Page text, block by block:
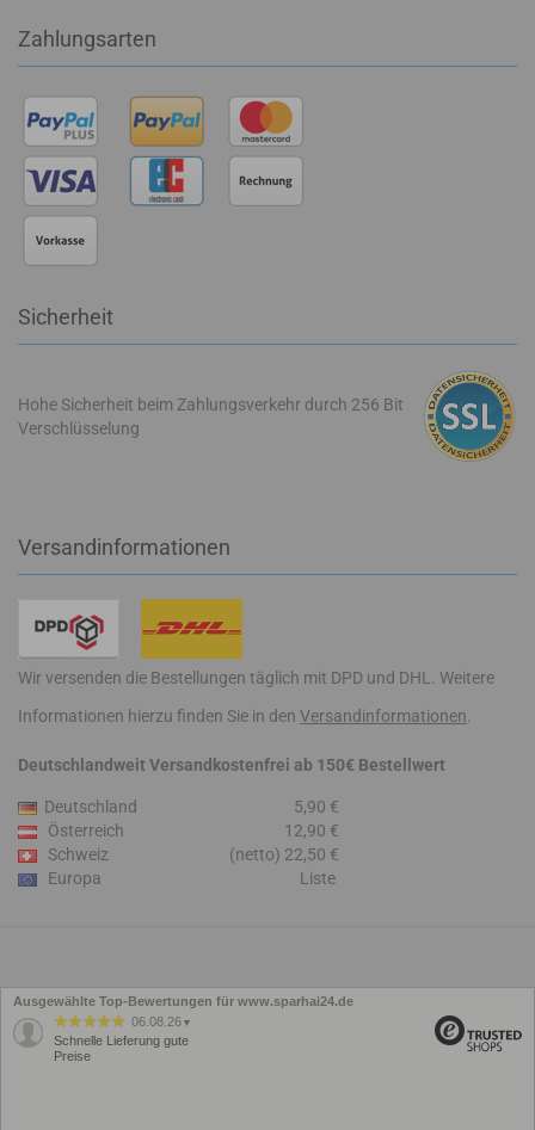
Zahlungsarten
Sicherheit
Hohe Sicherheit beim Zahlungsverkehr durch 256 Bit
Verschlüsselung
Versandinformationen
Wir versenden die Bestellungen täglich mit DPD und DHL. Weitere
Informationen hierzu finden Sie in den Versandinformationen
Deutschlandweit Versandkostenfrei ab 150€ Bestellwert
Deutschland
5,90 €
Österreich
12,90 €
Schweiz
(netto) 22,50 €
Europa
Liste
Ausgewählte Top-Bewertungen für www.sparhai24.de
06.08.26 ▼
Schnelle Lieferung gute
Preise